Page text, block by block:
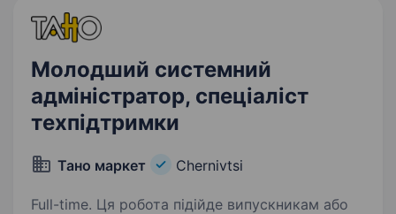
Молодший системний
адміністратор, спеціаліст
техпідтримки
Тано маркет Chernivtsi
Full-time. Ця робота підійде випускникам або